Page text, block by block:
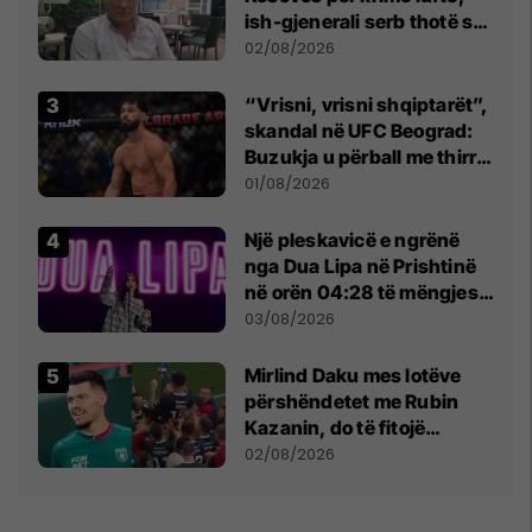
ish-gjenerali serb thotë se
dikush e tradhtoi në
02/08/2026
“Vrisni, vrisni shqiptarët”,
skandal në UFC Beograd:
Buzukja u përball me thirrje
anti-shqiptare nga
01/08/2026
Një pleskavicë e ngrënë
nga Dua Lipa në Prishtinë
në orën 04:28 të mëngjesit
- dhe bota digjitale serbe
03/08/2026
Mirlind Daku mes lotëve
përshëndetet me Rubin
Kazanin, do të fitojë
miliona te Spartak Moska
02/08/2026